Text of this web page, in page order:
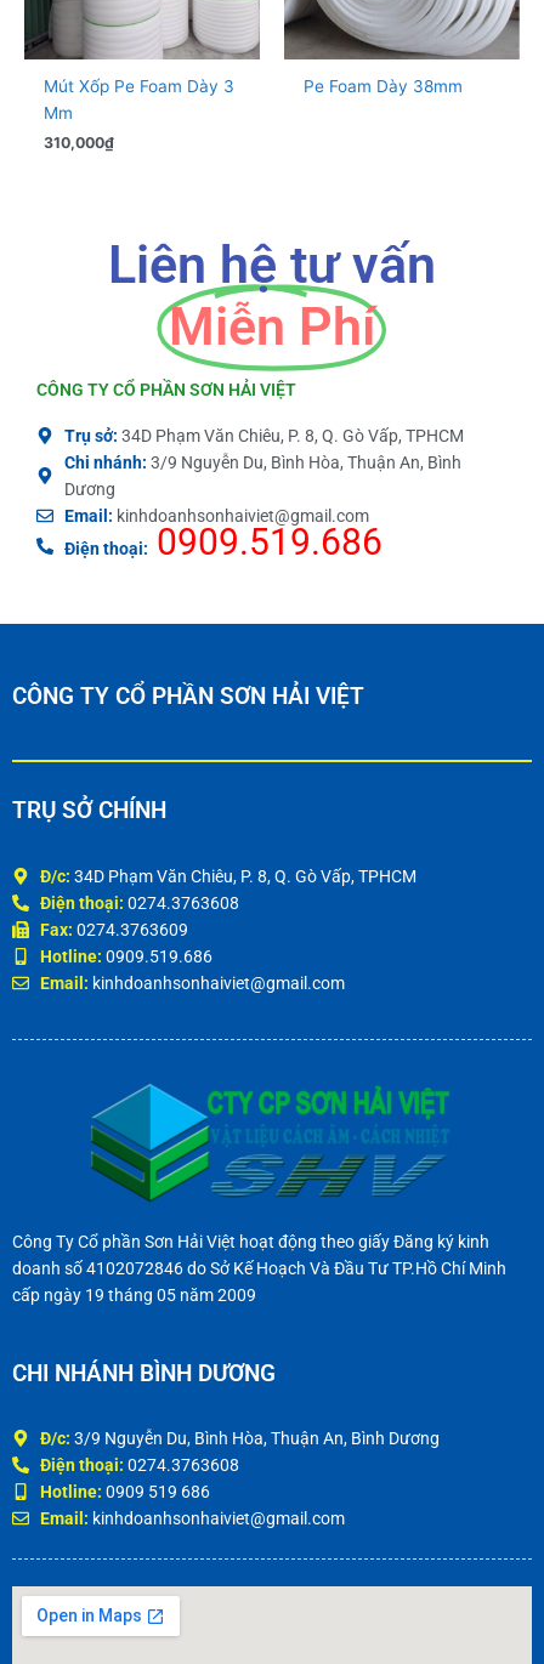
Mút Xốp Pe Foam Dày 3
Mm
310,000₫
Pe Foam Dày 38mm
Liên hệ tư vấn
Miễn Phí
CÔNG TY CỔ PHẦN SƠN HẢI VIỆT
Trụ sở: 34D Phạm Văn Chiêu, P. 8, Q. Gò Vấp, TPHCM
Chi nhánh: 3/9 Nguyễn Du, Bình Hòa, Thuận An, Bình
Dương
Email: kinhdoanhsonhaiviet@gmail.com
Điện thoại: 0909.519.686
CÔNG TY CỔ PHẦN SƠN HẢI VIỆT
TRỤ SỞ CHÍNH
Đ/c: 34D Phạm Văn Chiêu, P. 8, Q. Gò Vấp, TPHCM
Điện thoại: 0274.3763608
Fax: 0274.3763609
Hotline: 0909.519.686
Email: kinhdoanhsonhaiviet@gmail.com
Công Ty Cổ phần Sơn Hải Việt hoạt động theo giấy Đăng ký kinh
doanh số 4102072846 do Sở Kế Hoạch Và Đầu Tư TP.Hồ Chí Minh
cấp ngày 19 tháng 05 năm 2009
CHI NHÁNH BÌNH DƯƠNG
Đ/c: 3/9 Nguyễn Du, Bình Hòa, Thuận An, Bình Dương
Điện thoại: 0274.3763608
Hotline: 0909 519 686
Email: kinhdoanhsonhaiviet@gmail.com